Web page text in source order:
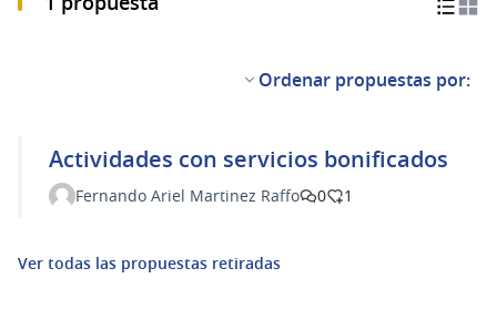
Ordenar propuestas por:
Actividades con servicios bonificados
Fernando Ariel Martinez Raffo 0 1
Ver todas las propuestas retiradas